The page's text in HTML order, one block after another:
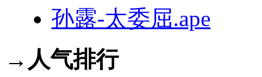
孙露-太委屈.ape
→人气排行